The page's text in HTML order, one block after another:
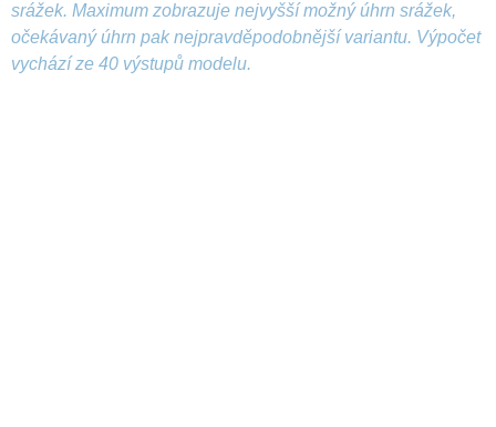
srážek. Maximum zobrazuje nejvyšší možný úhrn srážek,
očekávaný úhrn pak nejpravděpodobnější variantu. Výpočet
vychází ze 40 výstupů modelu.